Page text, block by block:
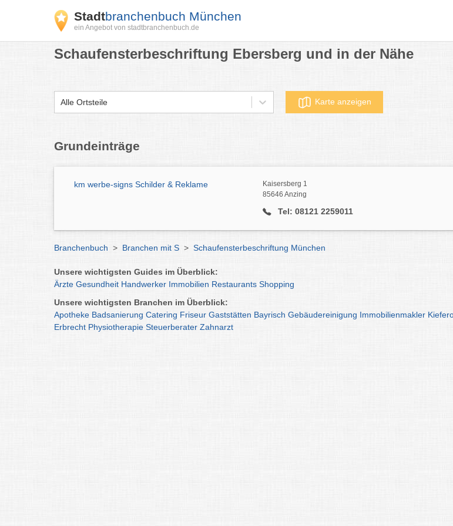
Stadtbranchenbuch München
ein Angebot von stadtbranchenbuch.de
Schaufensterbeschriftung Ebersberg und in der Nähe
Alle Ortsteile Karte anzeigen
Grundeinträge
km werbe-signs Schilder & Reklame
Kaisersberg 1
85646 Anzing
Tel: 08121 2259011
Branchenbuch > Branchen mit S > Schaufensterbeschriftung München
Unsere wichtigsten Guides im Überblick:
Ärzte Gesundheit Handwerker Immobilien Restaurants Shopping
Unsere wichtigsten Branchen im Überblick:
Apotheke Badsanierung Catering Friseur Gaststätten Bayrisch Gebäudereinigung Immobilienmakler
Erbrecht Physiotherapie Steuerberater Zahnarzt